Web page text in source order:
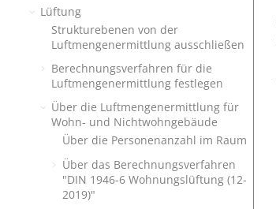
Lüftung
Strukturebenen von der
Luftmengenermittlung ausschließen
Berechnungsverfahren für die
Luftmengenermittlung festlegen
Über die Luftmengenermittlung für
Wohn- und Nichtwohngebäude
Über die Personenanzahl im Raum
Über das Berechnungsverfahren
"DIN 1946-6 Wohnungslüftung (12-
2019)"